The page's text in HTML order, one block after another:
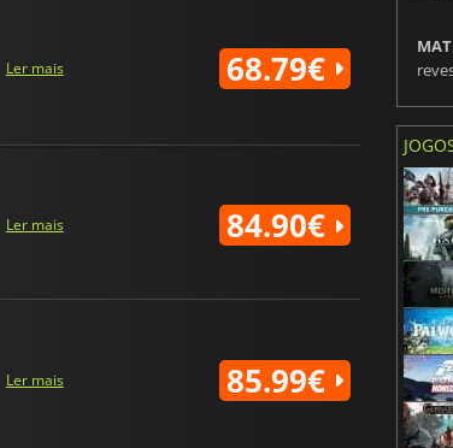
Ler mais 68.79€
Ler mais 84.90€
Ler mais 85.99€